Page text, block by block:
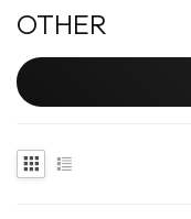
OTHER